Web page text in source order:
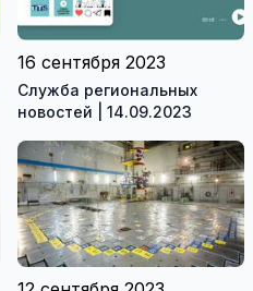
16 сентября 2023
Служба региональных
новостей | 14.09.2023